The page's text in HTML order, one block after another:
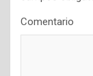
Comentario